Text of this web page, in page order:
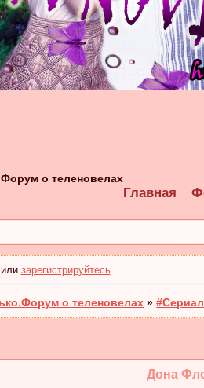
о теленовелах
Главная
зарегистрируйтесь.
о теленовелах »
Дона